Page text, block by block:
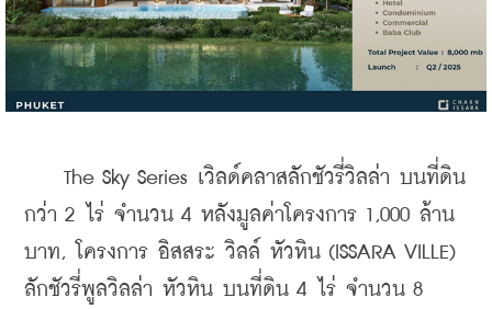
The Sky Series เวิลด์คลาสลักชัวรี่วิลล่า บนที่ดิน
กว่า 2 ไร่ จำนวน 4 หลังมูลค่าโครงการ 1,000 ล้าน
บาท, โครงการ อิสสระ วิลล์ หัวหิน (ISSARA VILLE)
ลักชัวรี่พูลวิลล่า หัวหิน บนที่ดิน 4 ไร่ จำนวน 8